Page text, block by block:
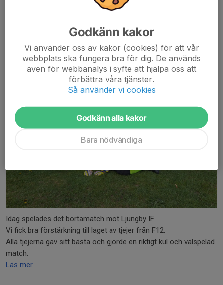
Bortamatch Ljungby
Idag spelades det bortamatch mot Ljungby IF.
Vi fick bra förstärkning till laget av tjejer från F12.
Alla tjejerna gav sitt bästa och gjorde en riktigt kul och välspelad
match.
Läs mer
Godkänn kakor
Vi använder oss av kakor (cookies) för att vår
webbplats ska fungera bra för dig. De används
även för webbanalys i syfte att hjälpa oss att
förbättra våra tjänster.
Så använder vi cookies
Godkänn alla kakor
Bara nödvändiga